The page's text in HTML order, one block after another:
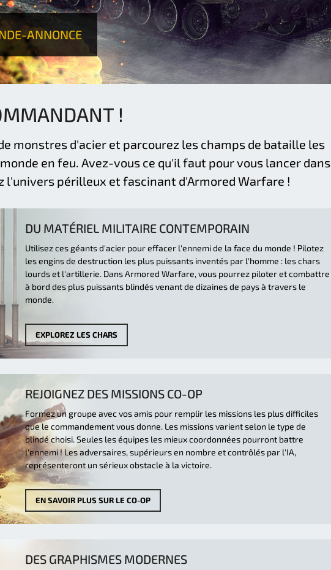
ANNONCE
!
monstres d'acier et parcourez les champs de bataille les
en feu. Avez-vous ce qu'il faut pour vous lancer dans
l'univers périlleux et fascinant d'Armored Warfare !
DU MATÉRIEL MILITAIRE CONTEMPORAIN
Utilisez ces géants d'acier pour effacer l'ennemi de la face du monde ! Pilotez
les engins de destruction les plus puissants inventés par l'homme : les chars
lourds et l'artillerie. Dans Armored Warfare, vous pourrez piloter et combattre
à bord des plus puissants blindés venant de dizaines de pays à travers le
monde.
EXPLOREZ LES CHARS
REJOIGNEZ DES MISSIONS CO-OP
Formez un groupe avec vos amis pour remplir les missions les plus difficiles
que le commandement vous donne. Les missions varient selon le type de
blindé choisi. Seules les équipes les mieux coordonnées pourront battre
l'ennemi ! Les adversaires, supérieurs en nombre et contrôlés par l'IA,
représenteront un sérieux obstacle à la victoire.
EN SAVOIR PLUS SUR LE CO-OP
DES GRAPHISMES MODERNES